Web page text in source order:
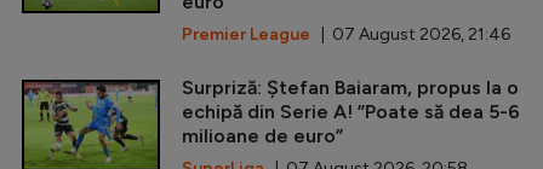
Premier League | 07 August 2026, 21:46
Surpriză: Ștefan Baiaram, propus la o
echipă din Serie A! ”Poate să dea 5-6
milioane de euro”